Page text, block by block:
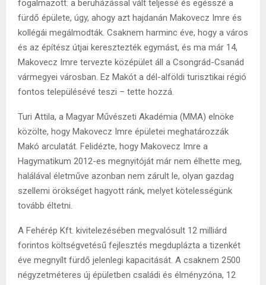
fogalmazott: a beruházással vált teljessé és egésszé a
fürdő épülete, úgy, ahogy azt hajdanán Makovecz Imre és
kollégái megálmodták. Csaknem harminc éve, hogy a város
és az építész útjai keresztezték egymást, és ma már 14,
Makovecz Imre tervezte középület áll a Csongrád-Csanád
vármegyei városban. Ez Makót a dél-alföldi turisztikai régió
fontos településévé teszi – tette hozzá.
Turi Attila, a Magyar Művészeti Akadémia (MMA) elnöke
közölte, hogy Makovecz Imre épületei meghatározzák
Makó arculatát. Felidézte, hogy Makovecz Imre a
Hagymatikum 2012-es megnyitóját már nem élhette meg,
halálával életműve azonban nem zárult le, olyan gazdag
szellemi örökséget hagyott ránk, melyet kötelességünk
tovább éltetni.
A Fehérép Kft. kivitelezésében megvalósult 12 milliárd
forintos költségvetésű fejlesztés megduplázta a tizenkét
éve megnyílt fürdő jelenlegi kapacitását. A csaknem 2500
négyzetméteres új épületben családi és élményzóna, 12